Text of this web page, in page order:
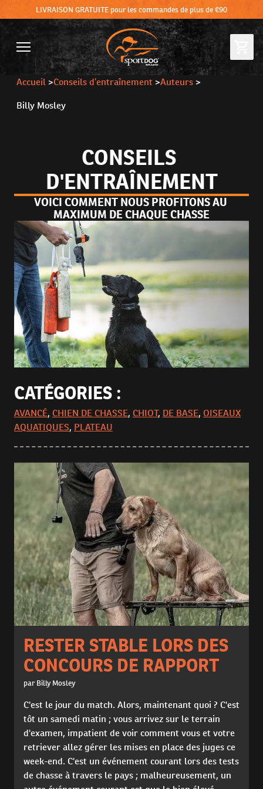
LIVRAISON GRATUITE pour les commandes de plus de €90
Accueil >Conseils d’entraînement >Auteurs >
Billy Mosley
CONSEILS
D'ENTRAÎNEMENT
VOICI COMMENT NOUS PROFITONS AU
MAXIMUM DE CHAQUE CHASSE
CATÉGORIES :
AVANCÉ, CHIEN DE CHASSE, CHIOT, DE BASE, OISEAUX
AQUATIQUES, PLATEAU
RESTER STABLE LORS DES
CONCOURS DE RAPPORT
par Billy Mosley
C'est le jour du match. Alors, maintenant quoi ? C'est
tôt un samedi matin ; vous arrivez sur le terrain
d'examen, impatient de voir comment vous et votre
retriever allez gérer les mises en place des juges ce
week-end. C'est un événement courant lors des tests
de chasse à travers le pays ; malheureusement, un